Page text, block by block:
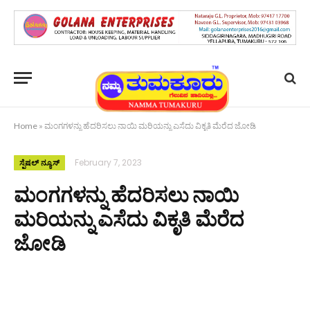
Home » ಮಂಗಗಳನ್ನು ಹೆದರಿಸಲು ನಾಯಿ ಮರಿಯನ್ನು ಎಸೆದು ವಿಕೃತಿ ಮೆರೆದ ಜೋಡಿ
ಸ್ಪೆಷಲ್ ನ್ಯೂಸ್ February 7, 2023
ಮಂಗಗಳನ್ನು ಹೆದರಿಸಲು ನಾಯಿ
ಮರಿಯನ್ನು ಎಸೆದು ವಿಕೃತಿ ಮೆರೆದ
ಜೋಡಿ